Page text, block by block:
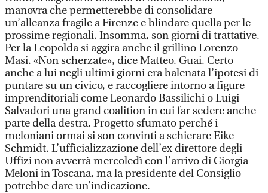
manovra che permetterebbe di consolidare
un’alleanza fragile a Firenze e blindare quella per le
prossime regionali. Insomma, son giorni di trattative.
Per la Leopolda si aggira anche il grillino Lorenzo
Masi. «Non scherzate», dice Matteo. Guai. Certo
anche a lui negli ultimi giorni era balenata l’ipotesi di
puntare su un civico, e raccogliere intorno a figure
imprenditoriali come Leonardo Bassilichi o Luigi
Salvadori una grand coalition in cui far sedere anche
parte della destra. Progetto sfumato perché i
meloniani ormai si son convinti a schierare Eike
Schmidt. L’ufficializzazione dell’ex direttore degli
Uffizi non avverrà mercoledì con l’arrivo di Giorgia
Meloni in Toscana, ma la presidente del Consiglio
potrebbe dare un’indicazione.